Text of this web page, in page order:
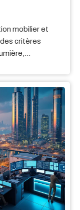
mobilier et
critères